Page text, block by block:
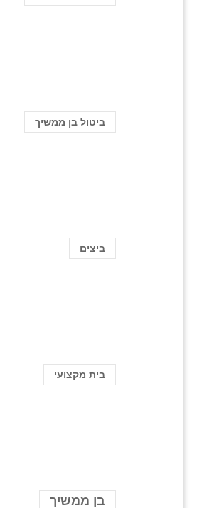
ביטול בן ממשיך
ביצים
בית מקצועי
בן ממשיך